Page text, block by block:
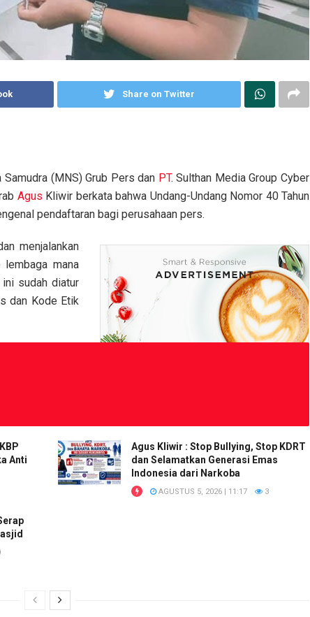
Share on Twitter
Samudra (MNS) Grub Pers dan PT. Sulthan Media Group Cyber
Agus Kliwir berkata bahwa Undang-Undang Nomor 40 Tahun
pendaftaran bagi perusahaan pers.
menjalankan
mana
sudah diatur
dan Kode Etik
Anti
Agus Kliwir : Stop Bullying, Stop KDRT
dan Selamatkan Generasi Emas
Indonesia dari Narkoba
AGUSTUS 5, 2026 | 11:17 3